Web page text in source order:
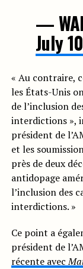
—
July
« Au contraire,
les États-Unis
de l’inclusion
interdictions »,
président de
et les
près de deux
antidopage
l’inclusion des
interdictions. »
Ce point a
président de
récente avec